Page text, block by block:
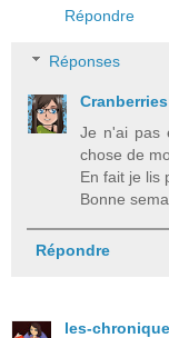
Répondre
Réponses
Cranberries
Je n'ai pas
chose de
En fait je lis
Bonne
Répondre
les-